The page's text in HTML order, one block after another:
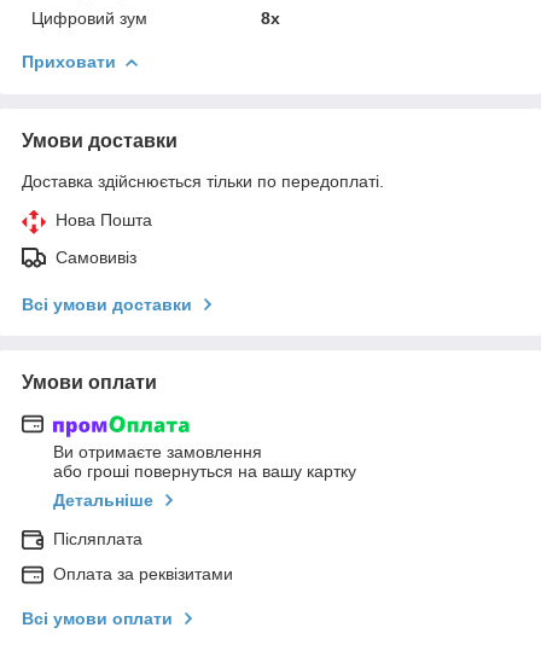
Цифровий зум
8x
Приховати
Умови доставки
Доставка здійснюється тільки по передоплаті.
Нова Пошта
Самовивіз
Всі умови доставки
Умови оплати
Ви отримаєте замовлення
або гроші повернуться на вашу картку
Детальніше
Післяплата
Оплата за реквізитами
Всі умови оплати